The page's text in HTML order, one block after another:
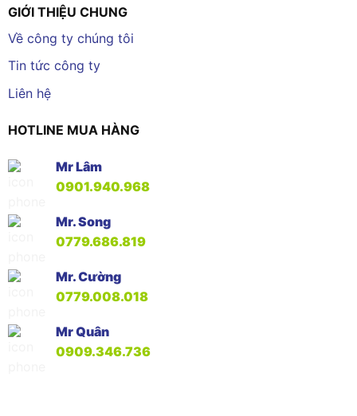
GIỚI THIỆU CHUNG
Về công ty chúng tôi
Tin tức công ty
Liên hệ
HOTLINE MUA HÀNG
Mr Lâm
0901.940.968
Mr. Song
0779.686.819
Mr. Cường
0779.008.018
Mr Quân
0909.346.736